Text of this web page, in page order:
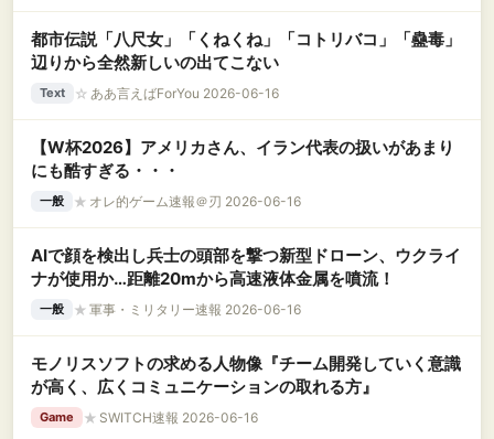
都市伝説「八尺女」「くねくね」「コトリバコ」「蠱毒」
辺りから全然新しいの出てこない
Text ☆ ああ言えばForYou 2026-06-16
【W杯2026】アメリカさん、イラン代表の扱いがあまり
にも酷すぎる・・・
一般 ★ オレ的ゲーム速報＠刃 2026-06-16
AIで顔を検出し兵士の頭部を撃つ新型ドローン、ウクライ
ナが使用か…距離20mから高速液体金属を噴流！
一般 ★ 軍事・ミリタリー速報 2026-06-16
モノリスソフトの求める人物像『チーム開発していく意識
が高く、広くコミュニケーションの取れる方』
Game ★ SWITCH速報 2026-06-16